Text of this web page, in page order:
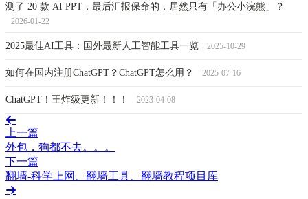
测了 20 款 AI PPT，最后汇报保命的，居然只有「办公小浣熊」？
2026-01-22
2025最佳AI工具：国外最新人工智能工具一览 2025-10-29
如何在国内注册ChatGPT？ChatGPT怎么用？ 2025-07-16
ChatGPT！王炸级更新！！！ 2023-04-08
上一篇
外包，狗都不去。。。
下一篇
翻墙-科学上网、翻墙工具、翻墙教程项目库